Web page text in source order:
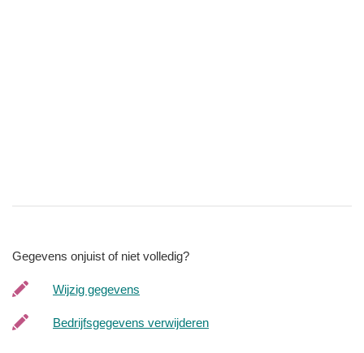
Gegevens onjuist of niet volledig?
Wijzig gegevens
Bedrijfsgegevens verwijderen